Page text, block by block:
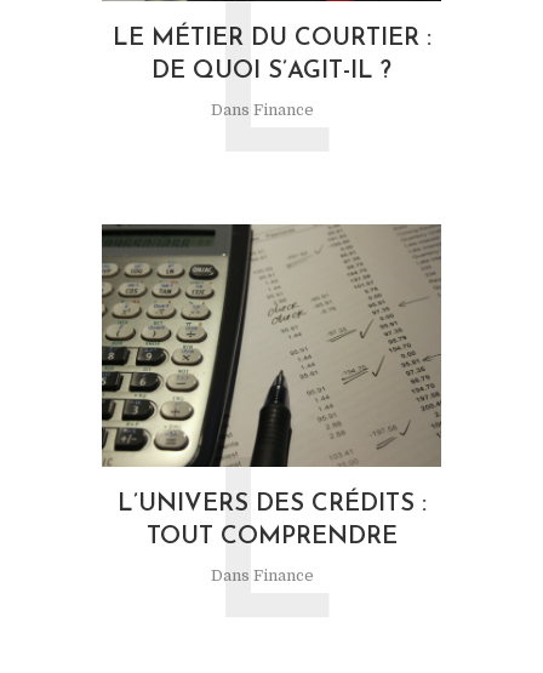
LE MÉTIER DU COURTIER :
DE QUOI S’AGIT-IL ?
Dans Finance
L
L’UNIVERS DES CRÉDITS :
TOUT COMPRENDRE
Dans Finance
L